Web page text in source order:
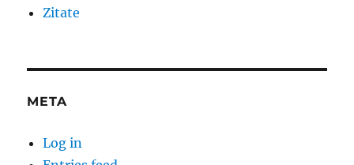
Zitate
META
Log in